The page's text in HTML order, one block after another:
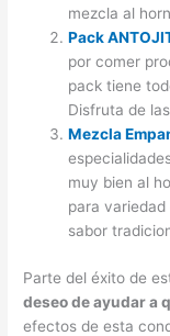
mezcla al
Pack
por comer
pack tiene
Disfruta de
Mezcla
muy bien al
para
sabor
Parte del éxito de
deseo de ayudar a
efectos de esta